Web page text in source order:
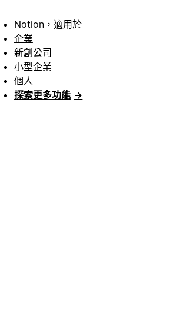
Notion，適用於
企業
新創公司
小型企業
個人
探索更多功能 →